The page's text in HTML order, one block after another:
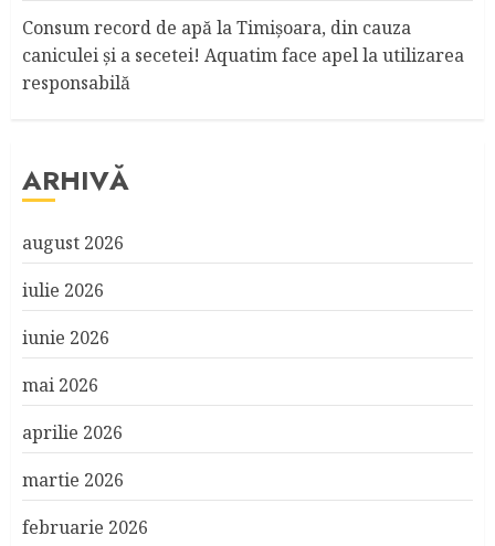
Consum record de apă la Timişoara, din cauza
caniculei şi a secetei! Aquatim face apel la utilizarea
responsabilă
ARHIVĂ
august 2026
iulie 2026
iunie 2026
mai 2026
aprilie 2026
martie 2026
februarie 2026